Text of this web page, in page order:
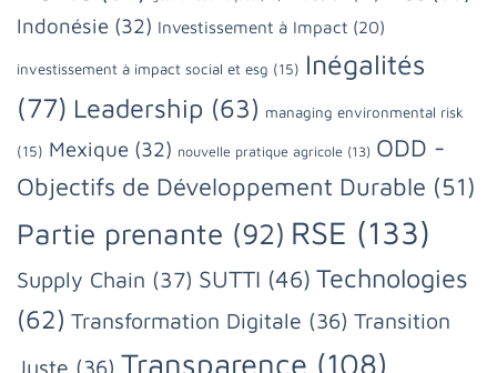
Indonésie (32) Investissement à Impact (20)
investissement à impact social et esg (15) Inégalités
(77) Leadership (63) managing environmental risk
(15) Mexique (32) nouvelle pratique agricole (13) ODD -
Objectifs de Développement Durable (51)
Partie prenante (92) RSE (133)
Supply Chain (37) SUTTI (46) Technologies
(62) Transformation Digitale (36) Transition
Juste (36) Transparence (108)